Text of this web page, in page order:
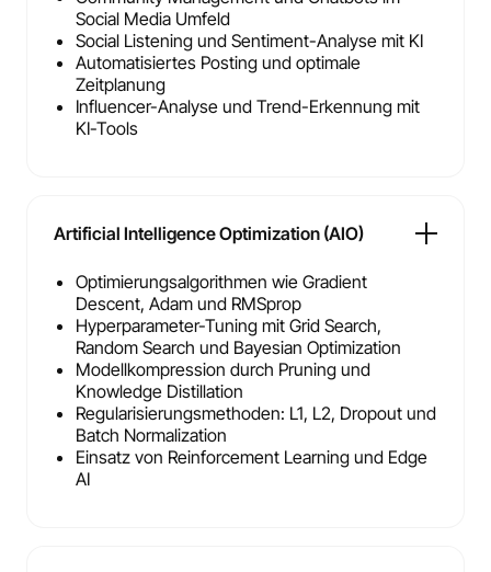
Social Media Umfeld
Social Listening und Sentiment-Analyse mit KI
Automatisiertes Posting und optimale
Zeitplanung
Influencer-Analyse und Trend-Erkennung mit
KI-Tools
Artificial Intelligence Optimization (AIO)
Optimierungsalgorithmen wie Gradient
Descent, Adam und RMSprop
Hyperparameter-Tuning mit Grid Search,
Random Search und Bayesian Optimization
Modellkompression durch Pruning und
Knowledge Distillation
Regularisierungsmethoden: L1, L2, Dropout und
Batch Normalization
Einsatz von Reinforcement Learning und Edge
AI